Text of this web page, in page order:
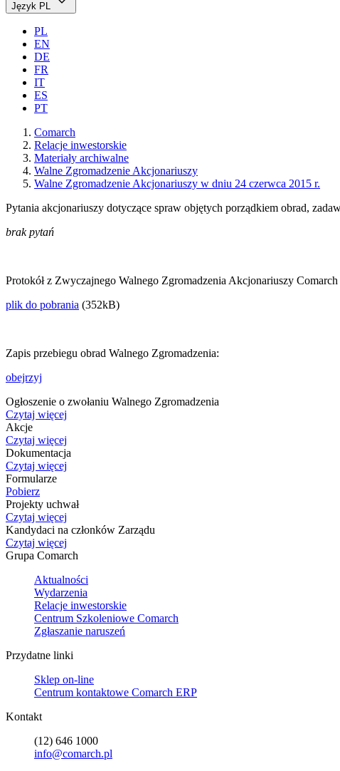
Język PL
PL
EN
DE
FR
IT
ES
PT
Comarch
Relacje inwestorskie
Materiały archiwalne
Walne Zgromadzenie Akcjonariuszy
Walne Zgromadzenie Akcjonariuszy w dniu 24 czerwca 2015 r.
Pytania akcjonariuszy dotyczące spraw objętych porządkiem obrad,
brak pytań
Protokół z Zwyczajnego Walnego Zgromadzenia Akcjonariuszy
plik do pobrania (352kB)
Zapis przebiegu obrad Walnego Zgromadzenia:
obejrzyj
Ogłoszenie o zwołaniu Walnego Zgromadzenia
Czytaj więcej
Akcje
Czytaj więcej
Dokumentacja
Czytaj więcej
Formularze
Pobierz
Projekty uchwał
Czytaj więcej
Kandydaci na członków Zarządu
Czytaj więcej
Grupa Comarch
Aktualności
Wydarzenia
Relacje inwestorskie
Centrum Szkoleniowe Comarch
Zgłaszanie naruszeń
Przydatne linki
Sklep on-line
Centrum kontaktowe Comarch ERP
Kontakt
(12) 646 1000
info@comarch.pl